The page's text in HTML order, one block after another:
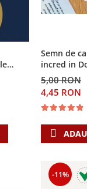
si
Semn de
incred in
5,00 RON
4,45 RON
-11%